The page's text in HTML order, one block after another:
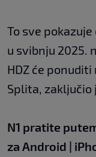
To sve
u svibnju 2025.
HDZ će
Splita, zaključio
N1 pratite
za Android |